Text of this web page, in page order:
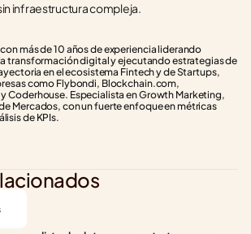
infraestructura compleja.
más de 10 años de experiencia liderando
transformación digital y ejecutando estrategias de
en el ecosistema Fintech y de Startups,
como Flybondi, Blockchain.com,
Coderhouse. Especialista en Growth Marketing,
Mercados, con un fuerte enfoque en métricas
de KPIs.